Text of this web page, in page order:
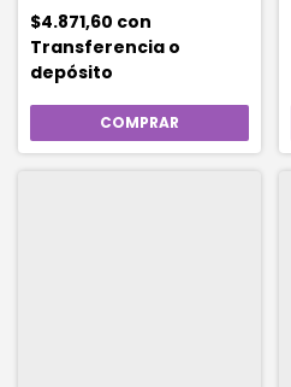
$4.871,60 con
Transferencia o
depósito